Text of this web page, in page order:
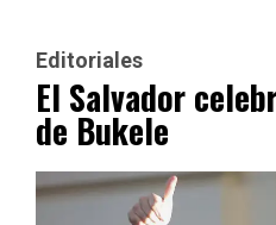
Editoriales
El Salvador
de Bukele